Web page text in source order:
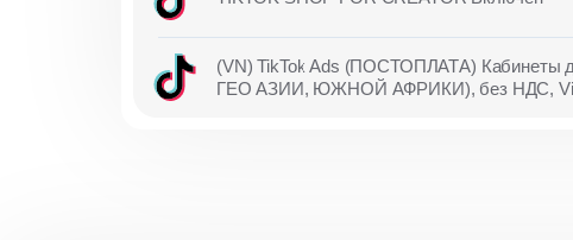
(VN) TikTok Ads (ПОСТОПЛАТА) Кабинеты
ГЕО АЗИИ, ЮЖНОЙ АФРИКИ), без НДС,